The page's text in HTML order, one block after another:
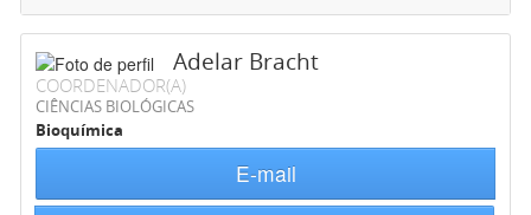
Adelar Bracht
COORDENADOR(A)
CIÊNCIAS BIOLÓGICAS
Bioquímica
E-mail